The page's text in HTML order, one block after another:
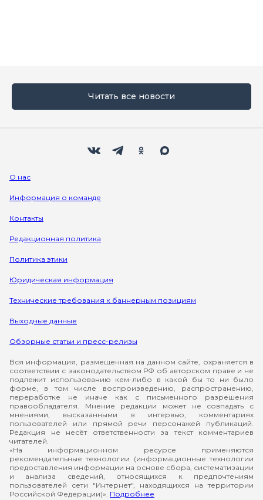
Читать все новости
О нас
Информация о команде
Контакты
Редакционная политика
Политика этики
Юридическая информация
Технические требования к баннерным позициям
Выходные данные
Обзорные статьи и пресс-релизы
Вся информация, размещенная на данном сайте, охраняется в
соответствии с законодательством РФ об авторском праве и не
подлежит использованию кем-либо в какой бы то ни было
форме, в том числе воспроизведению, распространению,
переработке не иначе как с письменного разрешения
правообладателя. Мнение редакции может не совпадать с
мнениями, высказанными в интервью, комментариях
пользователей или прямой речи персонажей публикаций.
Редакция не несёт ответственности за текст комментариев
читателей.
«На информационном ресурсе применяются
рекомендательные технологии (информационные технологии
предоставления информации на основе сбора, систематизации
и анализа сведений, относящихся к предпочтениям
пользователей сети "Интернет", находящихся на территории
Российской Федерации)». Подробнее